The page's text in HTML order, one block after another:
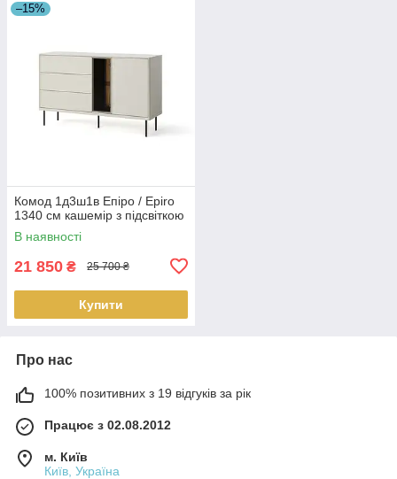
–15%
Комод 1д3ш1в Епіро / Epiro
1340 см кашемір з підсвіткою
В наявності
21 850 ₴ 25 700 ₴
Купити
Про нас
100% позитивних з 19 відгуків за рік
Працює з 02.08.2012
м. Київ
Київ, Україна